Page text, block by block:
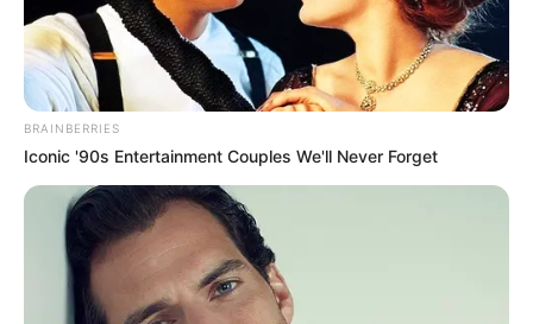
BRAINBERRIES
Iconic '90s Entertainment Couples We'll Never Forget